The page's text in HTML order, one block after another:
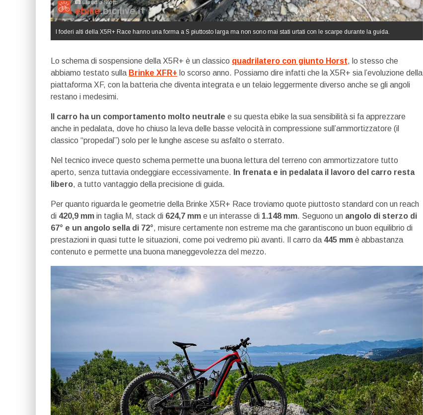
I foderi alti della X5R+ Race hanno una forma a S piuttosto larga ma non sono mai stati urtati con le scarpe durante la guida.
Lo schema di sospensione della X5R+ è un classico quadrilatero con giunto Horst, lo stesso che
abbiamo testato sulla Brinke XFR+ lo scorso anno. Possiamo dire infatti che la X5R+ sia l’evoluzione della
piattaforma XF, con la batteria che diventa integrata e un telaio leggermente diverso anche se gli angoli
restano i medesimi.
Il carro ha un comportamento molto neutrale e su questa ebike la sua sensibilità si fa apprezzare
anche in pedalata, dove ho chiuso la leva delle basse velocità in compressione sull’ammortizzatore (il
classico “propedal”) solo per le lunghe ascese su asfalto o sterrato.
Nel tecnico invece questo schema permette una buona lettura del terreno con ammortizzatore tutto
aperto, senza tuttavia ondeggiare eccessivamente.
In frenata e in pedalata il lavoro del carro resta
libero, a tutto vantaggio della precisione di guida.
Per quanto riguarda le geometrie della Brinke X5R+ Race troviamo quote piuttosto standard con un reach
di 420,9 mm in taglia M, stack di 624,7 mm e un interasse di 1.148 mm. Seguono un angolo di sterzo di
67° e un angolo sella di 72°, misure certamente non estreme ma che garantiscono un buon equilibrio di
prestazioni in quasi tutte le situazioni, come poi vedremo più avanti. Il carro da 445 mm è abbastanza
contenuto e permette una buona maneggevolezza del mezzo.